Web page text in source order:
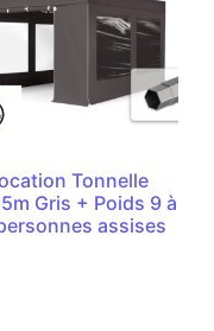
Tonnelle
Gris + Poids 9 à
assises